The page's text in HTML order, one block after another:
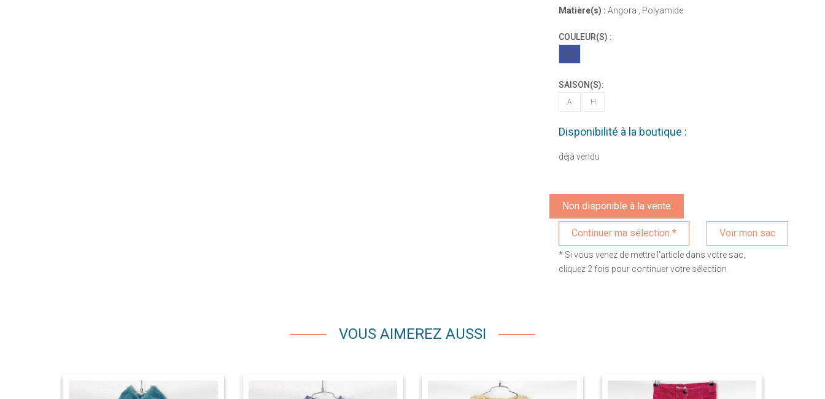
Matière(s) : Angora , Polyamide
COULEUR(S) :
BL
SAISON(S):
A H
Disponibilité à la boutique :
déjà vendu
Non disponible à la vente
Voir mon sac
* Si vous venez de mettre l'article dans votre sac,
cliquez 2 fois pour continuer votre sélection.
VOUS AIMEREZ AUSSI